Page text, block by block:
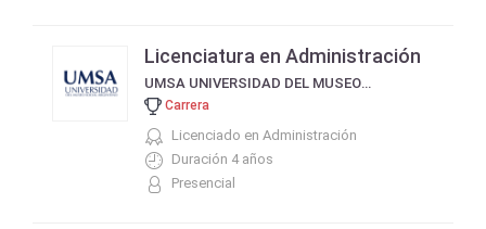
Licenciatura en Administración
UMSA UNIVERSIDAD DEL MUSEO SOCIAL ARGENTINO
Carrera
Licenciado en Administración
Duración 4 años
Presencial